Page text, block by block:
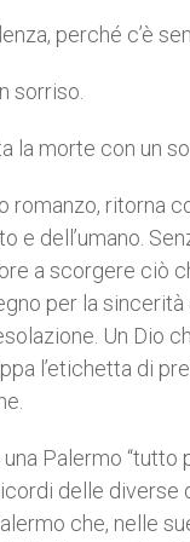
perché c’è
sorriso.
la morte con un
romanzo, ritorna
e dell’umano.
a scorgere ciò
per la
Un Dio
l’etichetta di
Palermo “tutto
delle diverse
che, nelle